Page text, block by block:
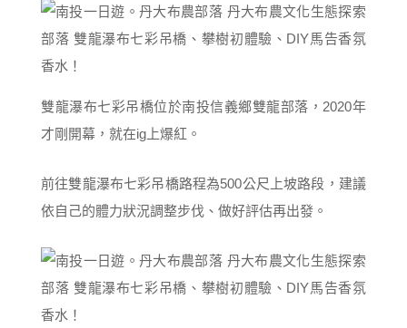
雙龍瀑布七彩吊橋位於南投信義鄉雙龍部落，2020年
才剛開幕，就在ig上爆紅。
前往雙龍瀑布七彩吊橋路程為500公尺上坡路段，建議
依自己的體力狀況調整步伐、做好評估再出發。